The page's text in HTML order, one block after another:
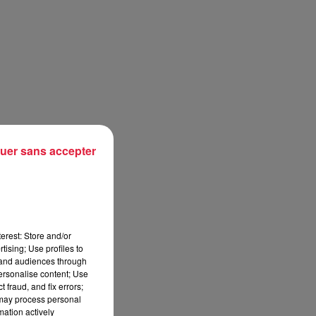
Store and/or
Use profiles to
audiences through
content; Use
fraud, and fix errors;
process personal
actively
sans accepter